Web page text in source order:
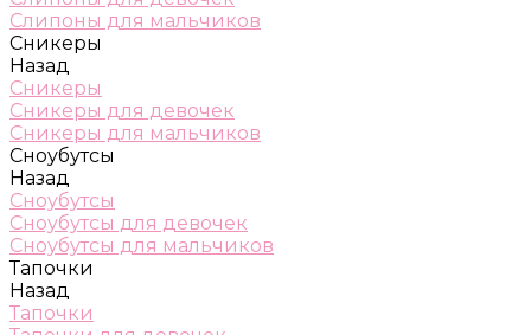
Слипоны для мальчиков
Сникеры
Назад
Сникеры
Сникеры для девочек
Сникеры для мальчиков
Сноубутсы
Назад
Сноубутсы
Сноубутсы для девочек
Сноубутсы для мальчиков
Тапочки
Назад
Тапочки